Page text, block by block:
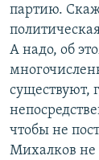
партию.
А надо, об
существуют,
чтобы не
Михалков не